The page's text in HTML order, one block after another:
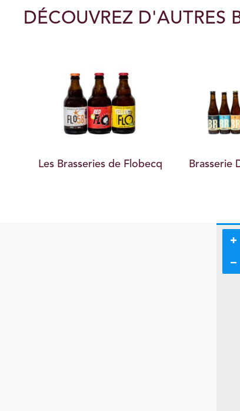
DÉCOUVREZ D'AUTRES
Les Brasseries de Flobecq Brasserie